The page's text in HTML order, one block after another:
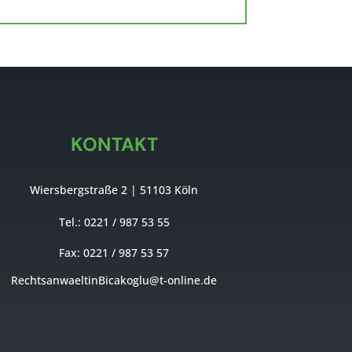
KONTAKT
Wiersbergstraße 2 |51103 Köln
Tel.: 0221 / 987 53 55
Fax: 0221 / 987 53 57
RechtsanwaeltinBicakoglu@t-online.de